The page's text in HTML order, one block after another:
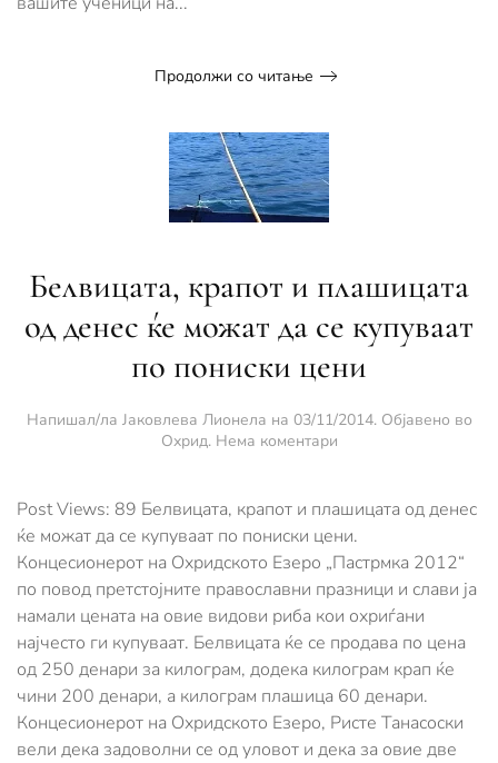
Продолжи со читање
Белвицата, крапот и плашицата
од денес ќе можат да се купуваат
по пониски цени
Напишал/ла Јаковлева Лионела на 03/11/2014. Објавено во
Охрид. Нема коментариза
и
плашицата
од
денес
ќе
можат
се
купуваат
по
пониски
цени
Post Views: 89 Белвицата, крапот и плашицата од денес
ќе можат да се купуваат по пониски цени.
Концесионерот на Oхридското Езеро „Пастрмка 2012“
по повод претстојните православни празници и слави ја
намали цената на овие видови риба кои охриѓани
најчесто ги купуваат. Белвицата ќе се продава по цена
од 250 денари за килограм, додека килограм крап ќе
чини 200 денари, а килограм плашица 60 денари.
Концесионерот на Охридското Езеро, Ристе Танасоски
вели дека задоволни се од уловот и дека за овие две